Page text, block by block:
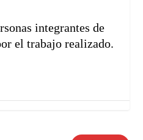
integrantes de
el trabajo realizado.